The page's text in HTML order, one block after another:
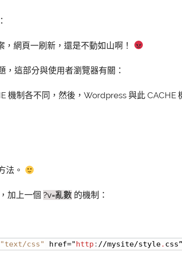
網頁一刷新，還是不動如山啊！
這部分與使用者瀏覽器有關：
制各不同，然後，Wordpress 與此 CACHE
法。
加上一個 ?v=亂數 的機制：
"text/css" href="http : //mysite/style.